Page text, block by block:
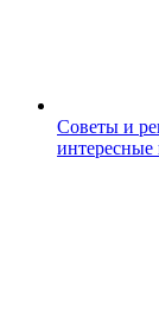
Советы и
интересные